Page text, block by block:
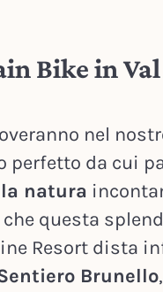
Bike in Val
nel
perfetto da cui
natura
questa
Resort dista
Brunello